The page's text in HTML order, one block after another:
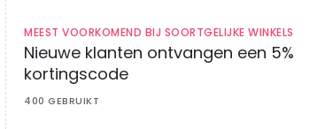
MEEST VOORKOMEND BIJ SOORTGELIJKE WINKELS
Nieuwe klanten ontvangen een 5%
kortingscode
400 GEBRUIKT